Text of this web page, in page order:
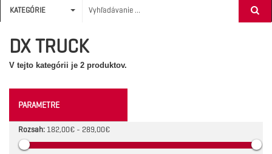
KATEGÓRIE
ÚVODNÁ STRÁNKA / AUTO-MOTO BATÉRIE
DX TRUCK
V tejto kategórii je 2 produktov.
PARAMETRE
Rozsah: 182,00€ - 289,00€